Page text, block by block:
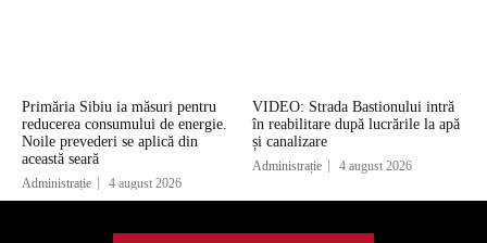
Primăria Sibiu ia măsuri pentru
reducerea consumului de energie.
Noile prevederi se aplică din
această seară
Administrație 4 august 2026
VIDEO: Strada Bastionului intră
în reabilitare după lucrările la apă
și canalizare
Administrație 4 august 2026